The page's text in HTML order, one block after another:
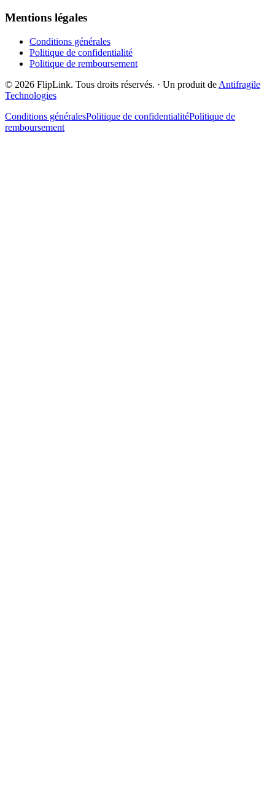
Mentions légales
Conditions générales
Politique de confidentialité
Politique de remboursement
© 2026 FlipLink. Tous droits réservés. · Un produit de Antifragile
Technologies
Conditions généralesPolitique de confidentialitéPolitique de
remboursement